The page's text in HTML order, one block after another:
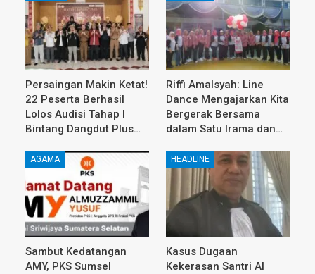
Persaingan Makin Ketat!
22 Peserta Berhasil
Lolos Audisi Tahap I
Bintang Dangdut Plus…
Riffi Amalsyah: Line
Dance Mengajarkan Kita
Bergerak Bersama
dalam Satu Irama dan…
AGAMA
Sambut Kedatangan
AMY, PKS Sumsel
HEADLINE
Kasus Dugaan
Kekerasan Santri Al